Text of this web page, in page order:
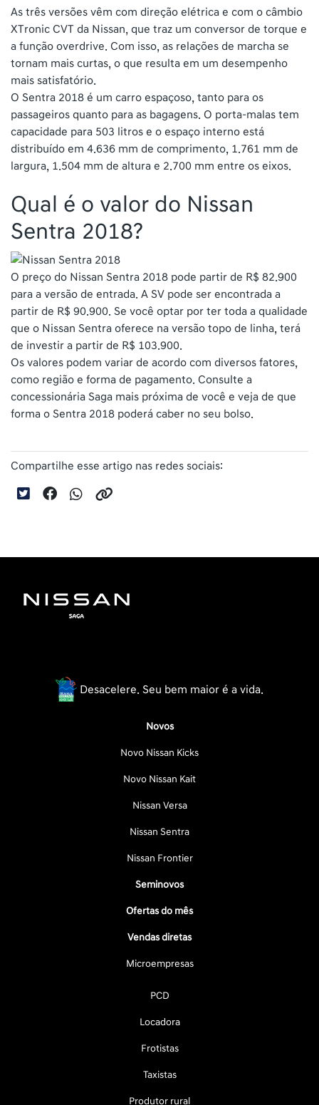
As três versões vêm com direção elétrica e com o câmbio
XTronic CVT da Nissan, que traz um conversor de torque e
a função overdrive. Com isso, as relações de marcha se
tornam mais curtas, o que resulta em um desempenho
mais satisfatório.
O Sentra 2018 é um carro espaçoso, tanto para os
passageiros quanto para as bagagens. O porta-malas tem
capacidade para 503 litros e o espaço interno está
distribuído em 4.636 mm de comprimento, 1.761 mm de
largura, 1.504 mm de altura e 2.700 mm entre os eixos.
Qual é o valor do Nissan
Sentra 2018?
O preço do Nissan Sentra 2018 pode partir de R$ 82.900
para a versão de entrada. A SV pode ser encontrada a
partir de R$ 90.900. Se você optar por ter toda a qualidade
que o Nissan Sentra oferece na versão topo de linha, terá
de investir a partir de R$ 103.900.
Os valores podem variar de acordo com diversos fatores,
como região e forma de pagamento. Consulte a
concessionária Saga mais próxima de você e veja de que
forma o Sentra 2018 poderá caber no seu bolso.
Compartilhe esse artigo nas redes sociais:
Desacelere. Seu bem maior é a vida.
Novos
Novo Nissan Kicks
Novo Nissan Kait
Nissan Versa
Nissan Sentra
Nissan Frontier
Seminovos
Ofertas do mês
Vendas diretas
Microempresas
PCD
Locadora
Frotistas
Taxistas
Produtor rural